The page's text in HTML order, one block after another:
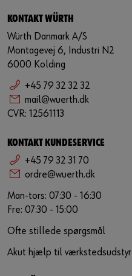
KONTAKT WÜRTH
Würth Danmark A/S
Montagevej 6, Industri N2
6000 Kolding
+45 79 32 32 32
mail@wuerth.dk
CVR: 12561113
KONTAKT KUNDESERVICE
+45 79 32 31 70
ordre@wuerth.dk
Man-tors: 07:30 - 16:30
Fre: 07:30 - 15:00
Ofte stillede spørgsmål
Akut hjælp til værkstedsudstyr